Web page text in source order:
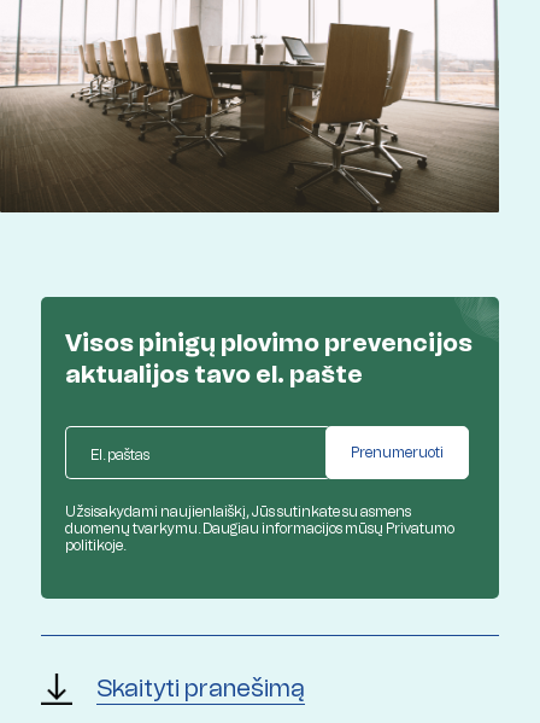
Visos pinigų plovimo prevencijos
aktualijostavo el. pašte
Užsisakydami naujienlaiškį, Jūs sutinkate su asmens
duomenų tvarkymu. Daugiau informacijos mūsų Privatumo
politikoje.
Skaityti pranešimą